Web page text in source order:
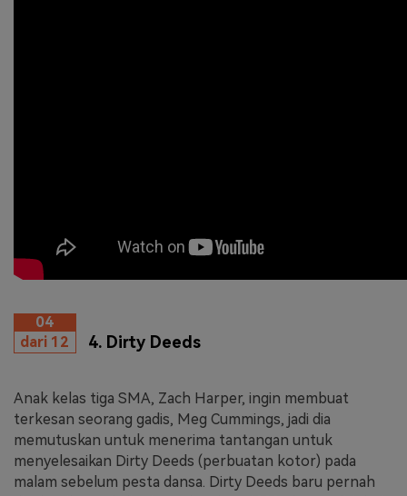
04
dari 12
4. Dirty Deeds
Anak kelas tiga SMA, Zach Harper, ingin membuat
terkesan seorang gadis, Meg Cummings, jadi dia
memutuskan untuk menerima tantangan untuk
menyelesaikan Dirty Deeds (perbuatan kotor) pada
malam sebelum pesta dansa. Dirty Deeds baru pernah